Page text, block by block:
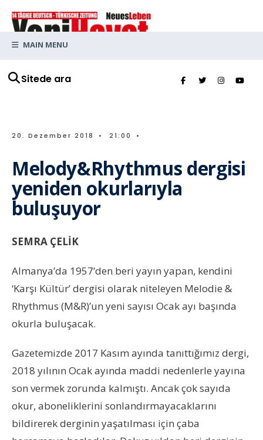
Sitede ara
MAIN MENU
20. Dezember 2018 • 21:00 •
Melody&Rhythmus dergisi
yeniden okurlarıyla
buluşuyor
SEMRA ÇELİK
Almanya’da 1957’den beri yayın yapan, kendini
‘Karşı Kültür’ dergisi olarak niteleyen Melodie &
Rhythmus (M&R)’un yeni sayısı Ocak ayı başında
okurla buluşacak.
Gazetemizde 2017 Kasım ayında tanıttığımız dergi,
2018 yılının Ocak ayında maddi nedenlerle yayına
son vermek zorunda kalmıştı. Ancak çok sayıda
okur, aboneliklerini sonlandırmayacaklarını
bildirerek derginin yaşatılması için çaba